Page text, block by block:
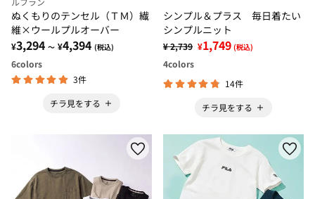
ぬくもりのテンセル（ＴＭ）繊
維×ウールプルオーバー
¥3,294 ～ ¥4,394 (税込)
6colors
3件
チラ見をする
シンプル＆プラス 毎日着たい
シンプルニット
¥ 2,739 ¥1,749 (税込)
4colors
14件
チラ見をする